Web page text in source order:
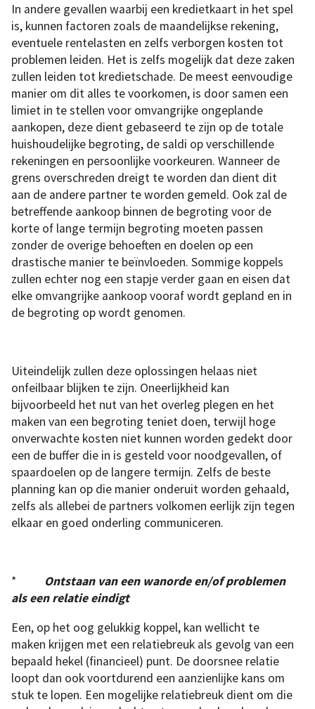
In andere gevallen waarbij een kredietkaart in het spel
is, kunnen factoren zoals de maandelijkse rekening,
eventuele rentelasten en zelfs verborgen kosten tot
problemen leiden. Het is zelfs mogelijk dat deze zaken
zullen leiden tot kredietschade. De meest eenvoudige
manier om dit alles te voorkomen, is door samen een ​​
limiet in te stellen voor omvangrijke ongeplande
aankopen, deze dient gebaseerd te zijn op de totale
huishoudelijke begroting, de saldi op verschillende
rekeningen en persoonlijke voorkeuren. Wanneer de
grens overschreden dreigt te worden dan dient dit
aan de andere partner te worden gemeld. Ook zal de
betreffende aankoop binnen de begroting voor de
korte of lange termijn begroting moeten passen
zonder de overige behoeften en doelen op een
drastische manier te beïnvloeden. Sommige koppels
zullen echter nog een stapje verder gaan en eisen dat
elke omvangrijke aankoop vooraf wordt gepland en in
de begroting op wordt genomen.
Uiteindelijk zullen deze oplossingen helaas niet
onfeilbaar blijken te zijn. Oneerlijkheid kan
bijvoorbeeld het nut van het overleg plegen en het
maken van een begroting teniet doen, terwijl hoge
onverwachte kosten niet kunnen worden gedekt door
een de buffer die in is gesteld voor noodgevallen, of
spaardoelen op de langere termijn. Zelfs de beste
planning kan op die manier onderuit worden gehaald,
zelfs als allebei de partners volkomen eerlijk zijn tegen
elkaar en goed onderling communiceren.
* Ontstaan van een wanorde en/of problemen
als een relatie eindigt
Een, op het oog gelukkig koppel, kan wellicht te
maken krijgen met een relatiebreuk als gevolg van een
bepaald hekel (financieel) punt. De doorsnee relatie
loopt dan ook voortdurend een aanzienlijke kans om
stuk te lopen. Een mogelijke relatiebreuk dient om die